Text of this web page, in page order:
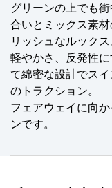
グリーンの上でも
合いとミックス素
リッシュなルックス
軽やかさ、反発性
て綿密な設計でス
のトラクション。
フェアウェイに向
ンです。